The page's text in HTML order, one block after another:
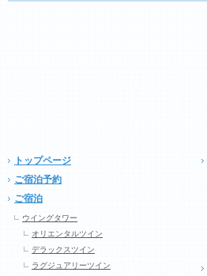
トップページ
ご宿泊予約
ご宿泊
ウイングタワー
オリエンタルツイン
デラックスツイン
ラグジュアリーツイン